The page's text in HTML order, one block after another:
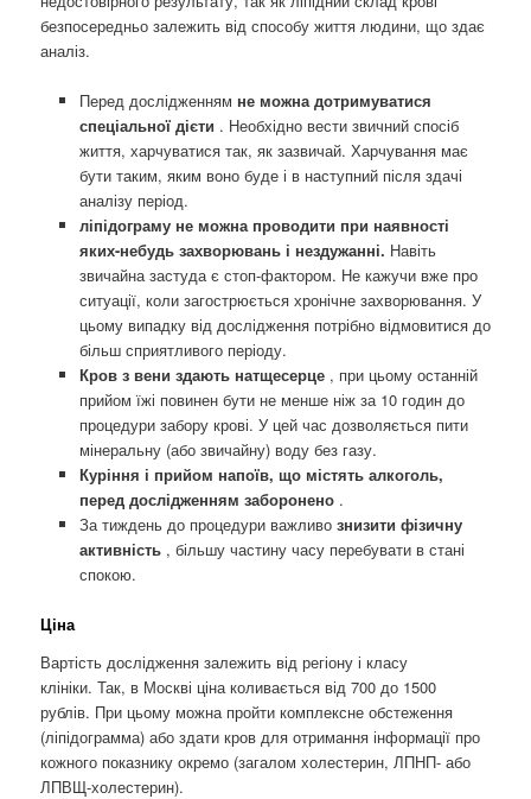
безпосередньо залежить від способу життя людини, що здає
аналіз.
Перед дослідженням не можна дотримуватися
спеціальної дієти . Необхідно вести звичний спосіб
життя, харчуватися так, як зазвичай. Харчування має
бути таким, яким воно буде і в наступний після здачі
аналізу період.
ліпідограму не можна проводити при наявності
яких-небудь захворювань і нездужанні. Навіть
звичайна застуда є стоп-фактором. Не кажучи вже про
ситуації, коли загострюється хронічне захворювання. У
цьому випадку від дослідження потрібно відмовитися до
більш сприятливого періоду.
Кров з вени здають натщесерце , при цьому останній
прийом їжі повинен бути не менше ніж за 10 годин до
процедури забору крові. У цей час дозволяється пити
мінеральну (або звичайну) воду без газу.
Куріння і прийом напоїв, що містять алкоголь,
перед дослідженням заборонено .
За тиждень до процедури важливо знизити фізичну
активність , більшу частину часу перебувати в стані
спокою.
Ціна
Вартість дослідження залежить від регіону і класу
клініки. Так, в Москві ціна коливається від 700 до 1500
рублів. При цьому можна пройти комплексне обстеження
(ліпідограмма) або здати кров для отримання інформації про
кожного показнику окремо (загалом холестерин, ЛПНП- або
ЛПВЩ-холестерин).